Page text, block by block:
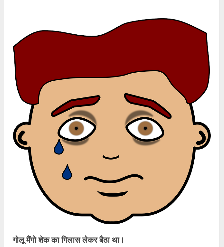
गोलू मैंगो शेक का गिलास लेकर बैठा था।